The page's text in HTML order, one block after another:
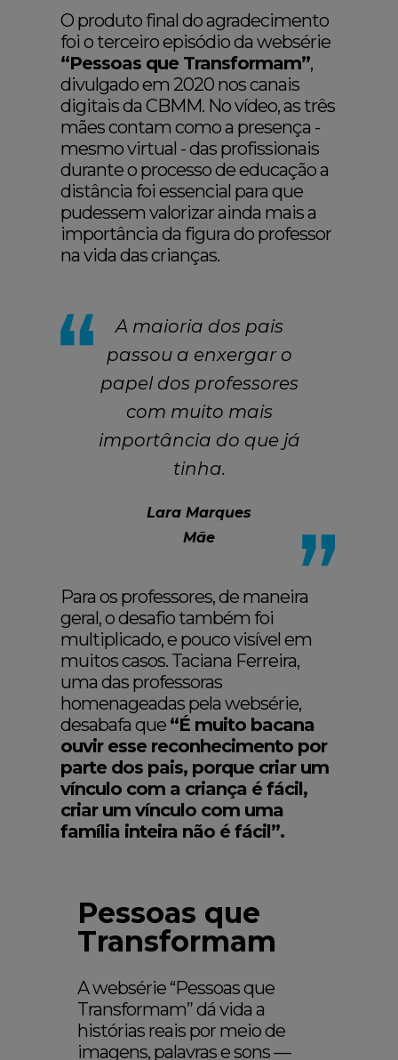
O produto final do agradecimento
foi o terceiro episódio da websérie
“Pessoas que Transformam”,
divulgado em 2020 nos canais
digitais da CBMM. No vídeo, as três
mães contam como a presença -
mesmo virtual - das profissionais
durante o processo de educação a
distância foi essencial para que
pudessem valorizar ainda mais a
importância da figura do professor
na vida das crianças.
A maioria dos pais
passou a enxergar o
papel dos professores
com muito mais
importância do que já
tinha.
Lara Marques
Mãe
Para os professores, de maneira
geral, o desafio também foi
multiplicado, e pouco visível em
muitos casos. Taciana Ferreira,
uma das professoras
homenageadas pela websérie,
desabafa que “É muito bacana
ouvir esse reconhecimento por
parte dos pais, porque criar um
vínculo com a criança é fácil,
criar um vínculo com uma
família inteira não é fácil”.
Pessoas que
Transformam
A websérie “Pessoas que
Transformam” dá vida a
histórias reais por meio de
imagens, palavras e sons —